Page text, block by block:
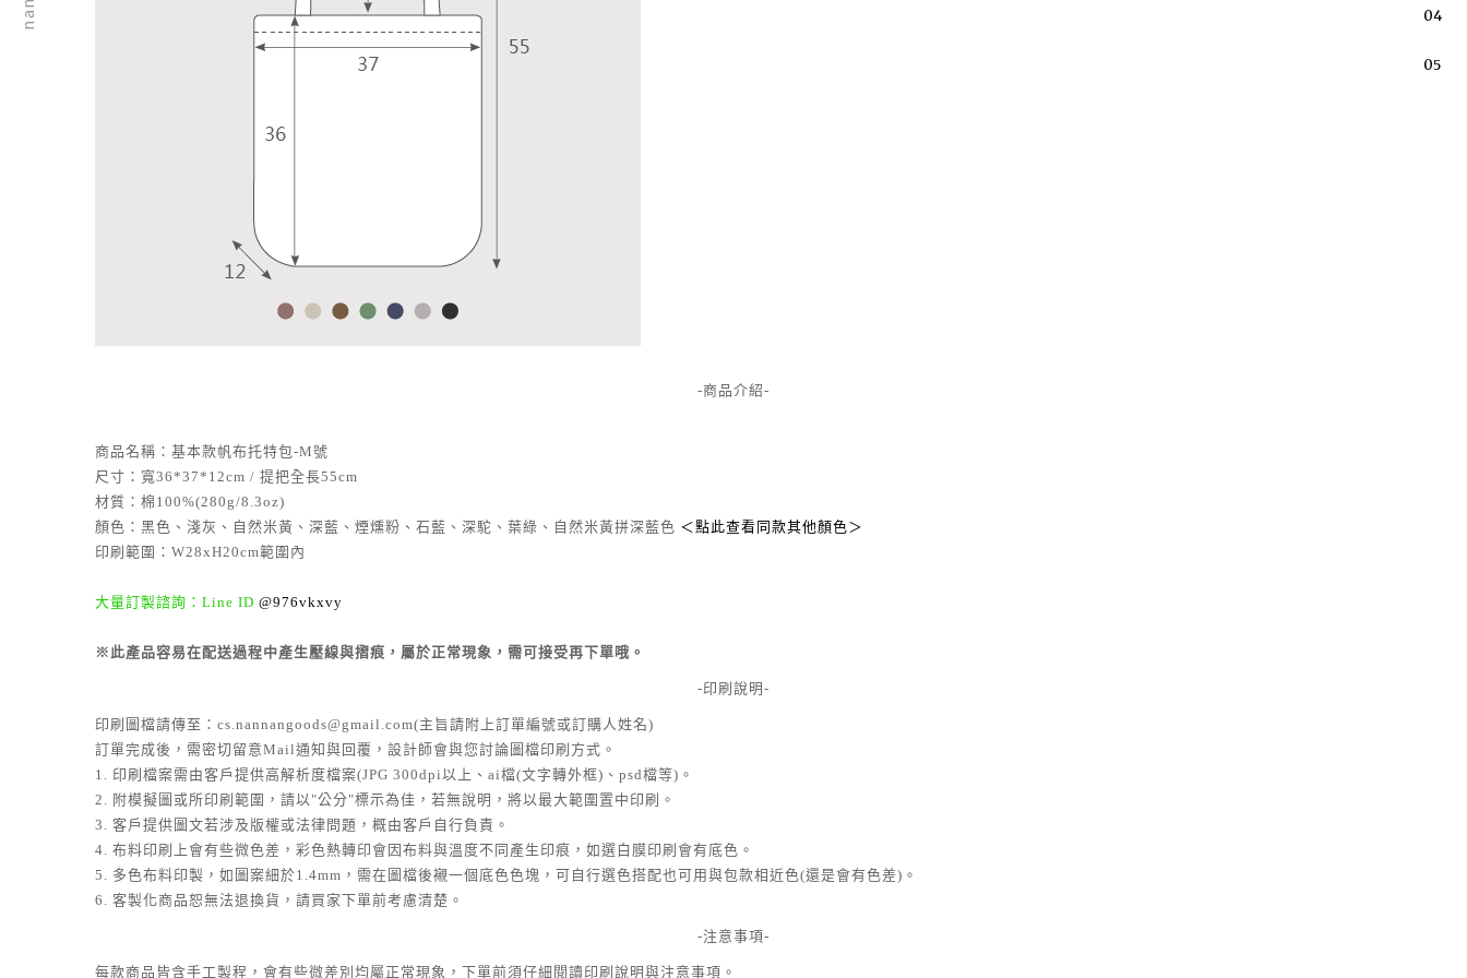
04
05
-商品介紹-
商品名稱：基本款帆布托特包-M號
尺寸：寬36*37*12cm / 提把全長55cm
材質：棉100%(280g/8.3oz)
顏色：黑色、淺灰、自然米黃、深藍、煙燻粉、石藍、深駝、葉綠、自然米黃拼深藍色 ＜點此查看同款其他顏色＞
印刷範圍：W28xH20cm範圍內
大量訂製諮詢：Line ID @976vkxvy
※此產品容易在配送過程中產生壓線與摺痕，屬於正常現象，需可接受再下單哦。
-印刷說明-
印刷圖檔請傳至：cs.nannangoods@gmail.com(主旨請附上訂單編號或訂購人姓名)
訂單完成後，需密切留意Mail通知與回覆，設計師會與您討論圖檔印刷方式。
1. 印刷檔案需由客戶提供高解析度檔案(JPG 300dpi以上、ai檔(文字轉外框)、psd檔等)。
2. 附模擬圖或所印刷範圍，請以"公分"標示為佳，若無說明，將以最大範圍置中印刷。
3. 客戶提供圖文若涉及版權或法律問題，概由客戶自行負責。
4. 布料印刷上會有些微色差，彩色熱轉印會因布料與溫度不同產生印痕，如選白膜印刷會有底色。
5. 多色布料印製，如圖案細於1.4mm，需在圖檔後襯一個底色色塊，可自行選色搭配也可用與包款相近色(還是會有色差)。
6. 客製化商品恕無法退換貨，請買家下單前考慮清楚。
-注意事項-
每款商品皆含手工製程，會有些微差別均屬正常現象，下單前須仔細閱讀印刷說明與注意事項。